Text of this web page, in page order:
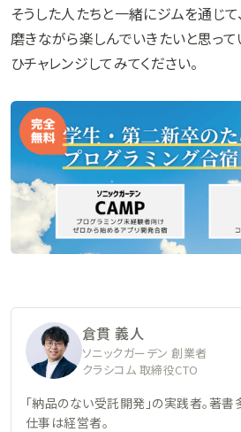
そうした人たちと一緒にジムを通じて
磨きながら楽しんでいきたいと思って
ひチャレンジしてみてください。
倉貫 義人
ソニックガーデン 創業者
クラシコム 取締役CTO
「納品のない受託開発」の実践者。著書
仕事は経営者。